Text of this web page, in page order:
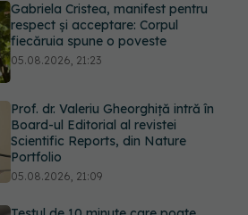
Prof. dr. Valeriu Gheorghiță intră în
Board-ul Editorial al revistei
Scientific Reports, din Nature
Portfolio
Testul de 10 minute care poate
arăta dacă ai nevoie de statine,
chiar dacă ai colesterolul normal
05.08.2026, 19:42